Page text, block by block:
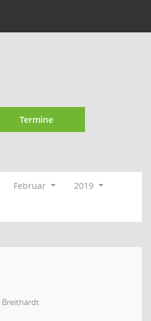
Termine
Februar
2019
Breithardt